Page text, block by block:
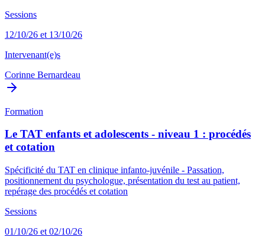
Sessions
12/10/26 et 13/10/26
Intervenant(e)s
Corinne Bernardeau
Formation
Le TAT enfants et adolescents - niveau 1 : procédés
et cotation
Spécificité du TAT en clinique infanto-juvénile - Passation,
positionnement du psychologue, présentation du test au patient,
repérage des procédés et cotation
Sessions
01/10/26 et 02/10/26